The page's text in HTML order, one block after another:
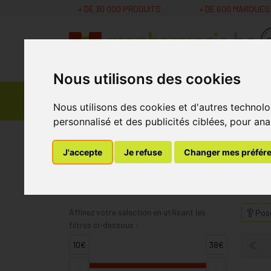
Nous utilisons des cookies
Nous utilisons des cookies et d'autres
personnalisé et des publicités ciblées, pour
J'accepte Je refuse Changer mes
+ DE 30 000 PRODUITS + DE 600 MARQUES
Promos Médicaments
Cosmétiques
MaPharmacie.be
Affinez votre sélection en utilisant les
filtres ci-dessous :
10€
38€